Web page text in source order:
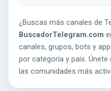
¿Buscas más canales de
BuscadorTelegram.com
canales, grupos, bots y
por categoría y país.
las comunidades más